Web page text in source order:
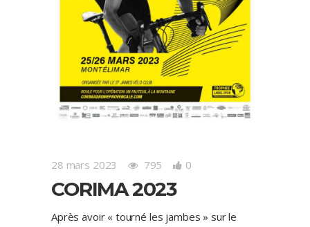
28 mars 2023 795 0
CORIMA 2023
Après avoir « tourné les jambes » sur le